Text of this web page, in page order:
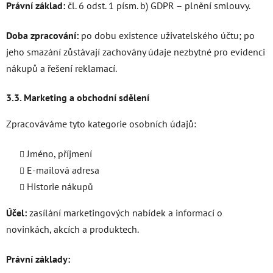
Právní základ: čl. 6 odst. 1 písm. b) GDPR – plnění smlouvy.
Doba zpracování: po dobu existence uživatelského účtu; po
jeho smazání zůstávají zachovány údaje nezbytné pro evidenci
nákupů a řešení reklamací.
3.3. Marketing a obchodní sdělení
Zpracováváme tyto kategorie osobních údajů:
Jméno, příjmení
E-mailová adresa
Historie nákupů
Účel: zasílání marketingových nabídek a informací o
novinkách, akcích a produktech.
Právní základy: